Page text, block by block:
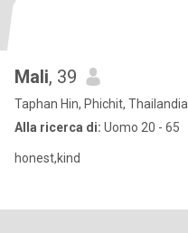
Mali, 39
Taphan Hin, Phichit, Thailandia
Alla ricerca di: Uomo 20 - 65
honest,kind